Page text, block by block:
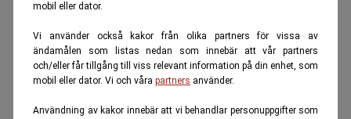
mobil eller dator.
Vi använder också kakor från olika partners för vissa av
ändamålen som listas nedan som innebär att vår partners
och/eller får tillgång till viss relevant information på din enhet, som
mobil eller dator. Vi och våra partners använder.
Användning av kakor innebär att vi behandlar personuppgifter som